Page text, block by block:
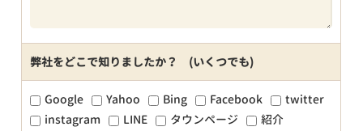
弊社をどこで知りましたか？ (いくつでも)
Google Yahoo Bing Facebook
twitter
instagram
LINE タウンページ
紹介